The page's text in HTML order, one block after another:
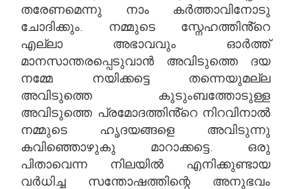
തരേണമെന്നു നാം കർത്താവിനോടു
ചോദിക്കും. നമ്മുടെ സ്നേഹത്തിൻ്റെ
എല്ലാ അഭാവവും ഓർത്ത്
മാനസാന്തരപ്പെടുവാൻ അവിടുത്തെ ദയ
നമ്മേ നയിക്കട്ടെ തന്നെയുമല്ല
അവിടുത്തെ കുടുംബത്തോടുള്ള
അവിടുത്തെ പ്രമോദത്തിൻ്റെ നിറവിനാൽ
നമ്മുടെ ഹൃദയങ്ങളെ അവിടുന്നു
കവിഞ്ഞൊഴുകു മാറാക്കട്ടെ. ഒരു
പിതാവെന്ന നിലയിൽ എനിക്കുണ്ടായ
വർധിച്ച സന്തോഷത്തിന്റെ അനുഭവം